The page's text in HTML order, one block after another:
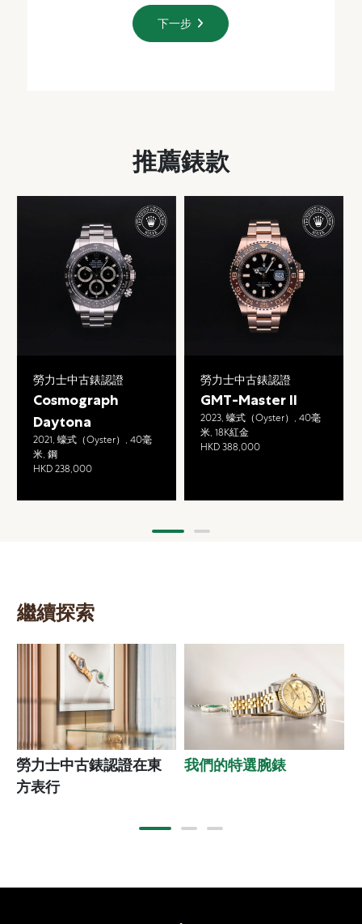
下一步
推薦錶款
勞力士中古錶認證
Cosmograph
Daytona
2021, 蠔式（Oyster）, 40毫
米, 鋼
HKD 238,000
勞力士中古錶認證
GMT-Master II
2023, 蠔式（Oyster）, 40毫
米, 18K紅金
HKD 388,000
繼續探索
勞力士中古錶認證在東
方表行
我們的特選腕錶